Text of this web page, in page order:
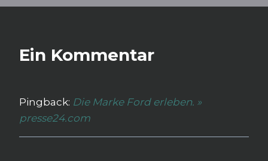
Ein Kommentar
Pingback: Die Marke Ford erleben. »
presse24.com